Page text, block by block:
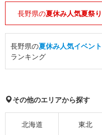
長野県の夏休み人気夏祭り
長野県の夏休み人気イベント
ランキング
その他のエリアから探す
北海道 東北